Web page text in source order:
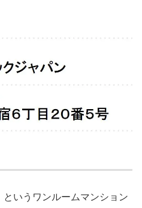
というワンルームマンション